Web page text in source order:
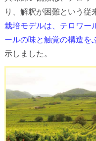
り、解釈が困難という従
栽培モデルは、テロワー
ールの味と触覚の構造を
示しました。